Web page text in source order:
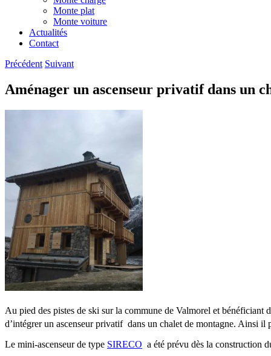
Monte plat
Monte voiture
Actualités
Contact
Précédent Suivant
Aménager un ascenseur privatif dans un
Au pied des pistes de ski sur la commune de Valmorel et bénéficiant
d’intégrer un ascenseur privatif dans un chalet de montagne. Ainsi
Le mini-ascenseur de type SIRECO a été prévu dès la construction